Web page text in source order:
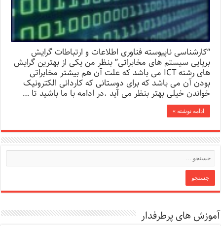
“کارشناسی ناپیوسته فناوری اطلاعات و ارتباطات گرایش
برپایی سیستم های مخابراتی” بنظر من یکی از بهترین گرایش
های رشته ICT می باشد که علت آن هم بیشتر مخابراتی
بودن آن می باشد که برای دوستانی که کاردانی الکترونیک
خواندن خیلی بهتر بنظر می آید .در ادامه با ما باشید تا …
ادامه نوشته »
آموزش های پرطرفدار